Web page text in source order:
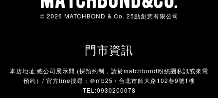
© 2026 MATCHBOND & Co. 25點創意有限公司
門市資訊
本店地址:總公司展示間 (採預約制，請於matchbond粉絲團私訊或來電
預約）/ 官方line搜尋：＠mb25 / 台北市師大路102巷9號1樓
TEL:0930200078